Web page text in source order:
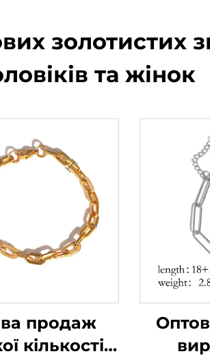
золотистих
та жінок
продаж
кількості